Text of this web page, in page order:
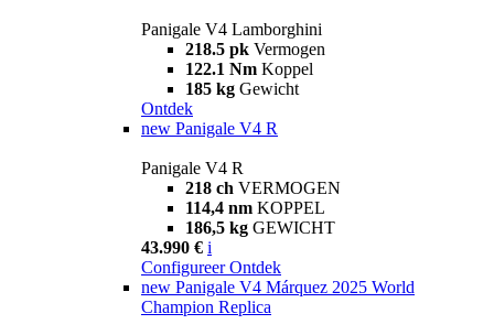
Panigale V4 Lamborghini
218.5 pk Vermogen
122.1 Nm Koppel
185 kg Gewicht
Ontdek
new Panigale V4 R
Panigale V4 R
218 ch VERMOGEN
114,4 nm KOPPEL
186,5 kg GEWICHT
43.990 € i
Configureer Ontdek
new Panigale V4 Márquez 2025 World
Champion Replica